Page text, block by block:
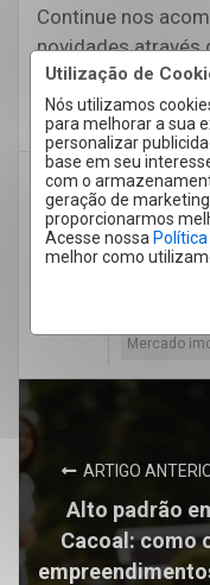
Utilização de
Nós utilizamos
para melhorar a sua
personalizar
base em seu
com o
geração de
proporcionarmos
Acesse nossa
melhor como
Continue nos
novidades através
sociais Facebook,
3441-8998
Alugar
Atrações de
Comprar
Mercado
ARTIGO
Alto padrão
Cacoal: como